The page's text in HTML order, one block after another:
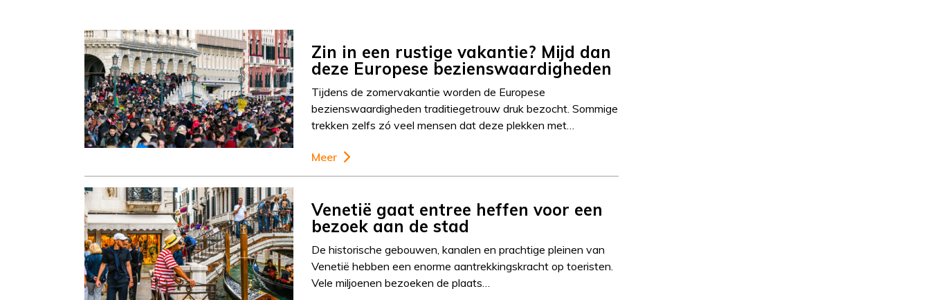
Zin in een rustige vakantie? Mijd dan
deze Europese bezienswaardigheden
Tijdens de zomervakantie worden de Europese
bezienswaardigheden traditiegetrouw druk bezocht. Sommige
trekken zelfs zó veel mensen dat deze plekken met…
Meer
Venetië gaat entree heffen voor een
bezoek aan de stad
De historische gebouwen, kanalen en prachtige pleinen van
Venetië hebben een enorme aantrekkingskracht op toeristen.
Vele miljoenen bezoeken de plaats…